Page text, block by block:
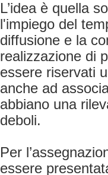
L’idea è quella
l'impiego del
diffusione e la
realizzazione di
essere riservati
anche ad
abbiano una
deboli.
Per
essere